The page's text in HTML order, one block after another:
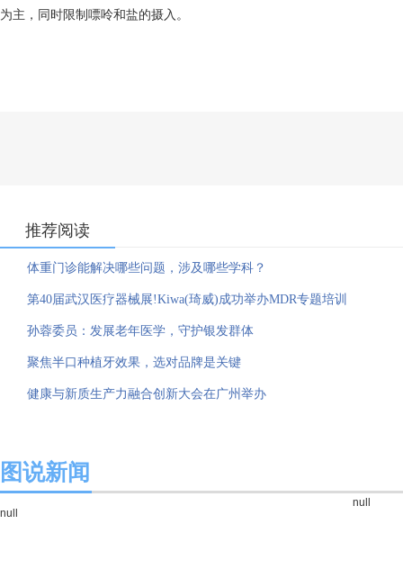
为主，同时限制嘌呤和盐的摄入。
推荐阅读
体重门诊能解决哪些问题，涉及哪些学科？
第40届武汉医疗器械展!Kiwa(琦威)成功举办MDR专题培训
孙蓉委员：发展老年医学，守护银发群体
聚焦半口种植牙效果，选对品牌是关键
健康与新质生产力融合创新大会在广州举办
图说新闻
null
null